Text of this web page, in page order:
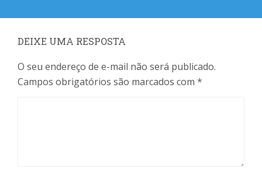
DEIXE UMA RESPOSTA
O seu endereço de e-mail não será publicado.
Campos obrigatórios são marcados com *